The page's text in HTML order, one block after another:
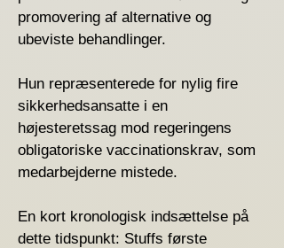
promovering af alternative og
ubeviste behandlinger.
Hun repræsenterede for nylig fire
sikkerhedsansatte i en
højesteretssag mod regeringens
obligatoriske vaccinationskrav, som
medarbejderne mistede.
En kort kronologisk indsættelse på
dette tidspunkt: Stuffs første